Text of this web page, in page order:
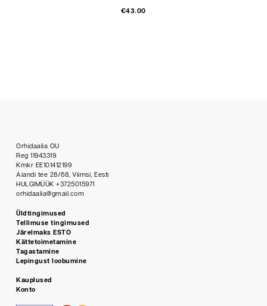
€43.00
Orhidaalia OU
Reg 11943319
Kmkr EE101412199
Aiandi tee 28/68, Viimsi, Eesti
HULGIMÜÜK +3725015971
orhidaalia@gmail.com
Üldtingimused
Tellimuse tingimused
Järelmaks ESTO
Kättetoimetamine
Tagastamine
Lepingust loobumine
Kauplused
Konto